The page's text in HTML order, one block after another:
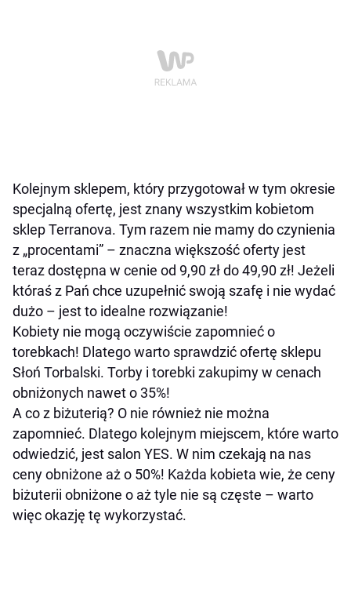
Kolejnym sklepem, który przygotował w tym okresie
specjalną ofertę, jest znany wszystkim kobietom
sklep Terranova. Tym razem nie mamy do czynienia
z „procentami” – znaczna większość oferty jest
teraz dostępna w cenie od 9,90 zł do 49,90 zł! Jeżeli
któraś z Pań chce uzupełnić swoją szafę i nie wydać
dużo – jest to idealne rozwiązanie!
Kobiety nie mogą oczywiście zapomnieć o
torebkach! Dlatego warto sprawdzić ofertę sklepu
Słoń Torbalski. Torby i torebki zakupimy w cenach
obniżonych nawet o 35%!
A co z biżuterią? O nie również nie można
zapomnieć. Dlatego kolejnym miejscem, które warto
odwiedzić, jest salon YES. W nim czekają na nas
ceny obniżone aż o 50%! Każda kobieta wie, że ceny
biżuterii obniżone o aż tyle nie są częste – warto
więc okazję tę wykorzystać.